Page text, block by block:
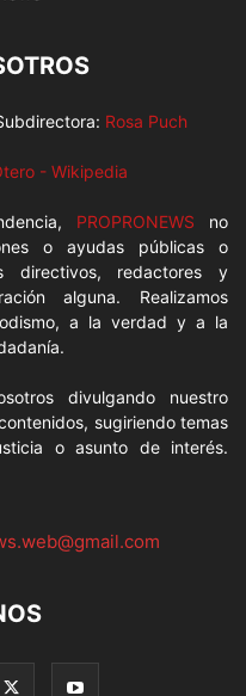
Rosa Puch
- Wikipedia
PROPRONEWS no
o ayudas públicas o
directivos, redactores y
alguna. Realizamos
a la verdad y a la
divulgando nuestro
sugiriendo temas
o asunto de interés.